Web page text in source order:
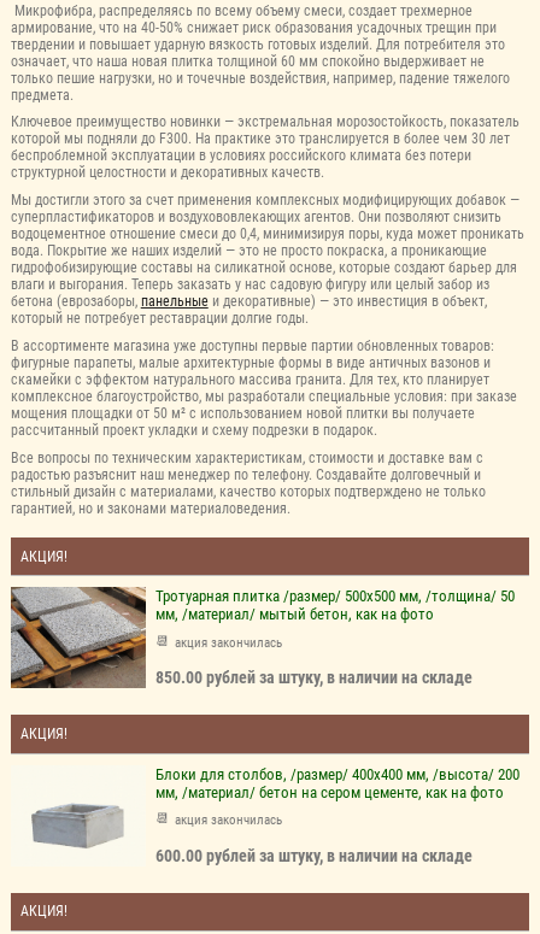
Микрофибра, распределяясь по всему объему смеси, создает трехмерное
армирование, что на 40-50% снижает риск образования усадочных трещин при
твердении и повышает ударную вязкость готовых изделий. Для потребителя это
означает, что наша новая плитка толщиной 60 мм спокойно выдерживает не
только пешие нагрузки, но и точечные воздействия, например, падение тяжелого
предмета.
Ключевое преимущество новинки — экстремальная морозостойкость, показатель
которой мы подняли до F300. На практике это транслируется в более чем 30 лет
беспроблемной эксплуатации в условиях российского климата без потери
структурной целостности и декоративных качеств.
Мы достигли этого за счет применения комплексных модифицирующих добавок —
суперпластификаторов и воздухововлекающих агентов. Они позволяют снизить
водоцементное отношение смеси до 0,4, минимизируя поры, куда может проникать
вода. Покрытие же наших изделий — это не просто покраска, а проникающие
гидрофобизирующие составы на силикатной основе, которые создают барьер для
влаги и выгорания. Теперь заказать у нас садовую фигуру или целый забор из
бетона (еврозаборы, панельныеи декоративные) — это инвестиция в объект,
который не потребует реставрации долгие годы.
В ассортименте магазина уже доступны первые партии обновленных товаров:
фигурные парапеты, малые архитектурные формы в виде античных вазонов и
скамейки с эффектом натурального массива гранита. Для тех, кто планирует
комплексное благоустройство, мы разработали специальные условия: при заказе
мощения площадки от 50 м² с использованием новой плитки вы получаете
рассчитанный проект укладки и схему подрезки в подарок.
Все вопросы по техническим характеристикам, стоимости и доставке вам с
радостью разъяснит наш менеджер по телефону. Создавайте долговечный и
стильный дизайн с материалами, качество которых подтверждено не только
гарантией, но и законами материаловедения.
АКЦИЯ!
Тротуарная плитка /размер/ 500х500 мм, /толщина/ 50
мм, /материал/ мытый бетон, как на фото
акция закончилась
850.00 рублей за штуку, в наличии на складе
АКЦИЯ!
Блоки для столбов, /размер/ 400х400 мм, /высота/ 200
мм, /материал/ бетон на сером цементе, как на фото
акция закончилась
600.00 рублей за штуку, в наличии на складе
АКЦИЯ!